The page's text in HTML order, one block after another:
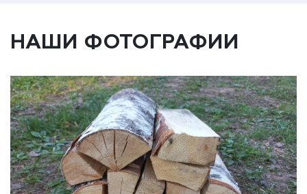
НАШИ ФОТОГРАФИИ